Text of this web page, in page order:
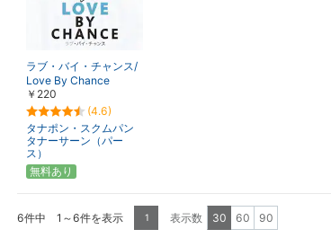
ラブ・バイ・チャンス/
Love By Chance
￥220
(4.6)
タナポン・スクムパン
タナーサーン（パー
ス）
無料あり
6件中 1～6件を表示 1 表示数 30 60 90